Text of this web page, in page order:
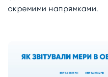
окремими напрямками.